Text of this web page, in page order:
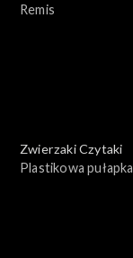
Remis
Zwierzaki Czytaki
Plastikowa pułapka